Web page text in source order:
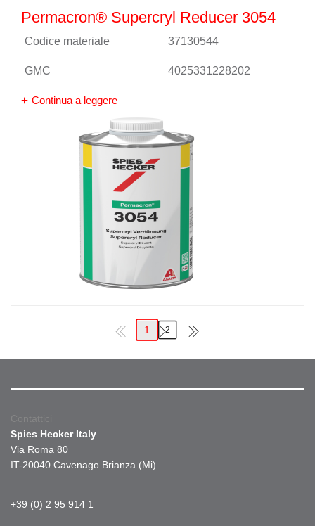
Permacron® Supercryl Reducer 3054
Codice materiale 37130544
GMC 4025331228202
Continua a leggere
1 2
Contattici
Spies Hecker Italy
Via Roma 80
IT-20040 Cavenago Brianza (Mi)
+39 (0) 2 95 914 1